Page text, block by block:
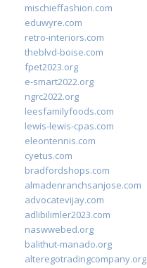
mischieffashion.com
eduwyre.com
retro-interiors.com
theblvd-boise.com
fpet2023.org
e-smart2022.org
ngrc2022.org
leesfamilyfoods.com
lewis-lewis-cpas.com
eleontennis.com
cyetus.com
bradfordshops.com
almadenranchsanjose.com
advocatevijay.com
adlibilimler2023.com
naswwebed.org
balithut-manado.org
alteregotradingcompany.org